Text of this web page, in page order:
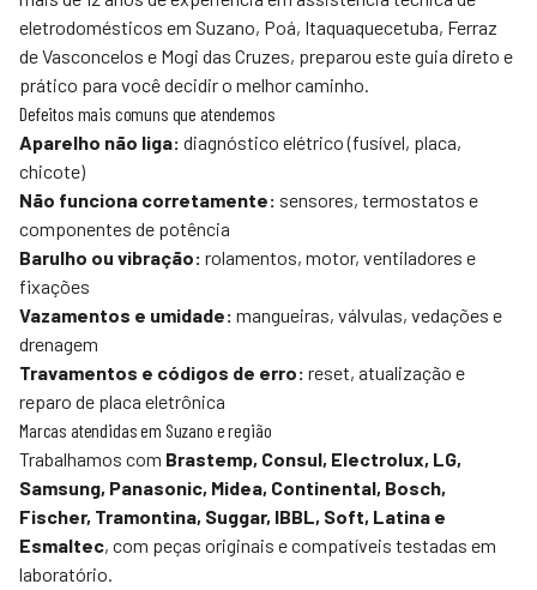
eletrodomésticos em Suzano, Poá, Itaquaquecetuba, Ferraz
de Vasconcelos e Mogi das Cruzes, preparou este guia direto e
prático para você decidir o melhor caminho.
Defeitos mais comuns que atendemos
Aparelho não liga: diagnóstico elétrico (fusível, placa,
chicote)
Não funciona corretamente: sensores, termostatos e
componentes de potência
Barulho ou vibração: rolamentos, motor, ventiladores e
fixações
Vazamentos e umidade: mangueiras, válvulas, vedações e
drenagem
Travamentos e códigos de erro: reset, atualização e
reparo de placa eletrônica
Marcas atendidas em Suzano e região
Trabalhamos com Brastemp, Consul, Electrolux, LG,
Samsung, Panasonic, Midea, Continental, Bosch,
Fischer, Tramontina, Suggar, IBBL, Soft, Latina e
Esmaltec, com peças originais e compatíveis testadas em
laboratório.